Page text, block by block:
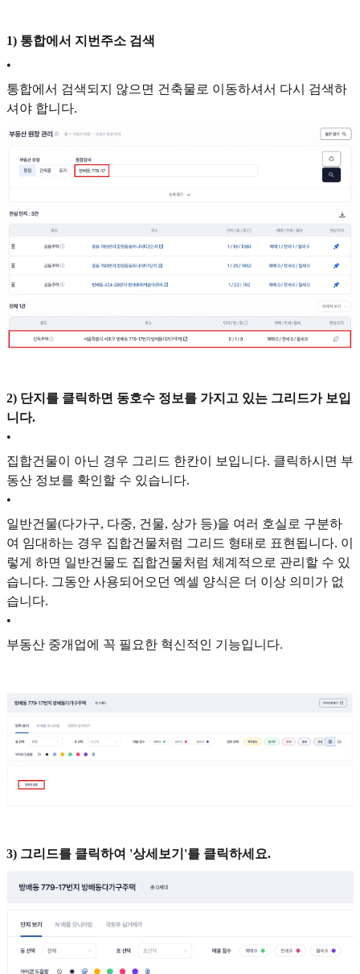
1) 통합에서 지번주소 검색
•
통합에서 검색되지 않으면 건축물로 이동하셔서 다시 검색하
셔야 합니다.
2) 단지를 클릭하면 동호수 정보를 가지고 있는 그리드가 보입
니다.
•
집합건물이 아닌 경우 그리드 한칸이 보입니다. 클릭하시면 부
동산 정보를 확인할 수 있습니다.
•
일반건물(다가구, 다중, 건물, 상가 등)을 여러 호실로 구분하
여 임대하는 경우 집합건물처럼 그리드 형태로 표현됩니다. 이
렇게 하면 일반건물도 집합건물처럼 체계적으로 관리할 수 있
습니다. 그동안 사용되어오던 엑셀 양식은 더 이상 의미가 없
습니다.
•
부동산 중개업에 꼭 필요한 혁신적인 기능입니다.
3) 그리드를 클릭하여 '상세보기'를 클릭하세요.